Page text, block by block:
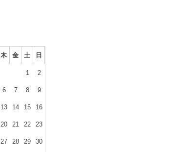
木 金 土 日
1 2
6 7 8 9
13 14 15 16
20 21 22 23
27 28 29 30